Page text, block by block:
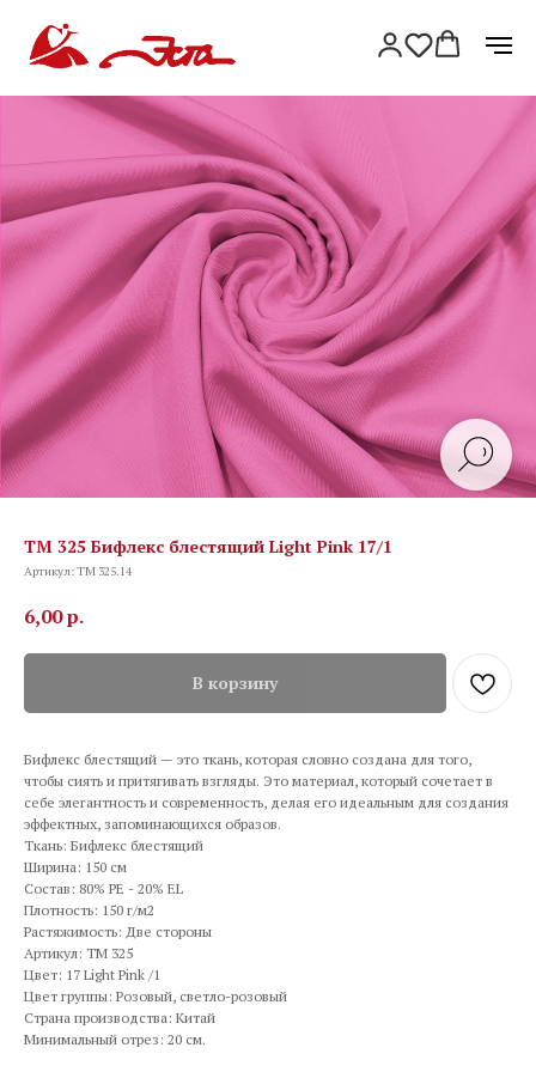
TM 325 Бифлекс блестящий Light Pink 17/1
Артикул:TM 325.14
6,00р.
В корзину
Бифлекс блестящий — это ткань, которая словно создана для того,
чтобы сиять и притягивать взгляды. Это материал, который сочетает в
себе элегантность и современность, делая его идеальным для создания
эффектных, запоминающихся образов.
Ткань: Бифлекс блестящий
Ширина: 150 см
Состав: 80% PE - 20% EL
Плотность: 150 г/м2
Растяжимость: Две стороны
Артикул: TM 325
Цвет: 17 Light Pink /1
Цвет группы: Розовый, светло-розовый
Страна производства: Китай
Минимальный отрез: 20 см.